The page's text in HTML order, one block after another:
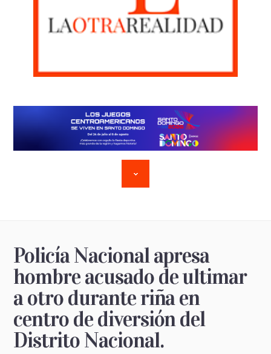
Policía Nacional apresa
hombre acusado de ultimar
a otro durante riña en
centro de diversión del
Distrito Nacional.